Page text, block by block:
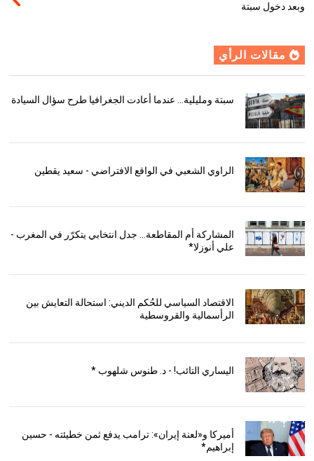
وبعد دخول سبتة
مقالات الرأي
سبتة ومليلية… عندما أعادت الجغرافيا طرح سؤال السيادة
الراوي الشعبي في الواقع الافتراضي - سعيد يقطين
المشاركة أم المقاطعة... جدل انتخابي يتكرّر في المغرب -
علي أنوزلا*
الاقتصاد السياسي للحُكم الديني: استحالة التعايش بين
الرأسمالية والقروسطية
اليساري التائب! - د. طنوس شلهوب *
أميركا و«لعنة إيران»: ترامب يدفع ثمن خطيئته - حسين
إبراهيم*